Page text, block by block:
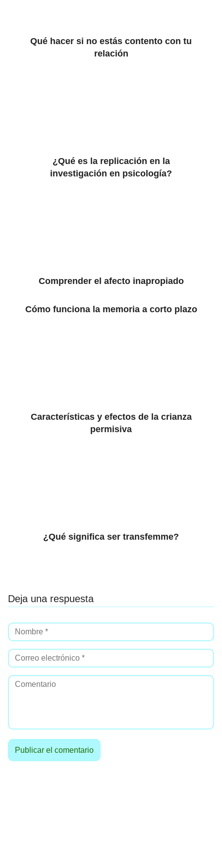
Qué hacer si no estás contento con tu
relación
¿Qué es la replicación en la
investigación en psicología?
Comprender el afecto inapropiado
Cómo funciona la memoria a corto plazo
Características y efectos de la crianza
permisiva
¿Qué significa ser transfemme?
Deja una respuesta